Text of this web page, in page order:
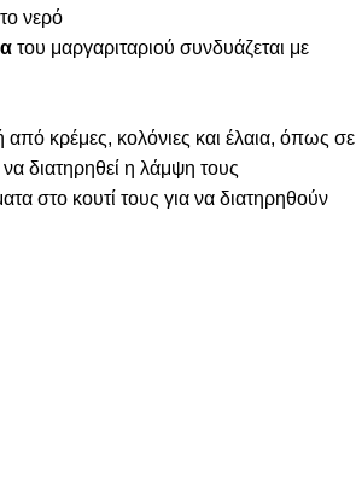
νερό
του μαργαριταριού συνδυάζεται με
από κρέμες, κολόνιες και έλαια, όπως σε
διατηρηθεί η λάμψη τους
στο κουτί τους για να διατηρηθούν